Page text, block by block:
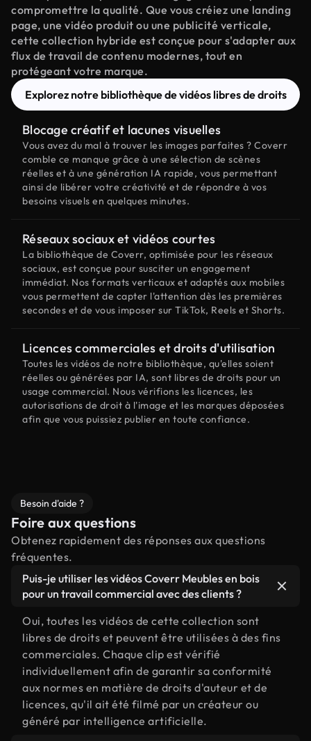
compromettre la qualité. Que vous créiez une landing
page, une vidéo produit ou une publicité verticale,
cette collection hybride est conçue pour s'adapter aux
flux de travail de contenu modernes, tout en
protégeant votre marque.
Explorez notre bibliothèque de vidéos libres de droits
Blocage créatif et lacunes visuelles
Vous avez du mal à trouver les images parfaites ? Coverr
comble ce manque grâce à une sélection de scènes
réelles et à une génération IA rapide, vous permettant
ainsi de libérer votre créativité et de répondre à vos
besoins visuels en quelques minutes.
Réseaux sociaux et vidéos courtes
La bibliothèque de Coverr, optimisée pour les réseaux
sociaux, est conçue pour susciter un engagement
immédiat. Nos formats verticaux et adaptés aux mobiles
vous permettent de capter l'attention dès les premières
secondes et de vous imposer sur TikTok, Reels et Shorts.
Licences commerciales et droits d'utilisation
Toutes les vidéos de notre bibliothèque, qu'elles soient
réelles ou générées par IA, sont libres de droits pour un
usage commercial. Nous vérifions les licences, les
autorisations de droit à l'image et les marques déposées
afin que vous puissiez publier en toute confiance.
Besoin d'aide ?
Foire aux questions
Obtenez rapidement des réponses aux questions
fréquentes.
Puis-je utiliser les vidéos Coverr Meubles en bois
pour un travail commercial avec des clients ?
Oui, toutes les vidéos de cette collection sont
libres de droits et peuvent être utilisées à des fins
commerciales. Chaque clip est vérifié
individuellement afin de garantir sa conformité
aux normes en matière de droits d'auteur et de
licences, qu'il ait été filmé par un créateur ou
généré par intelligence artificielle.